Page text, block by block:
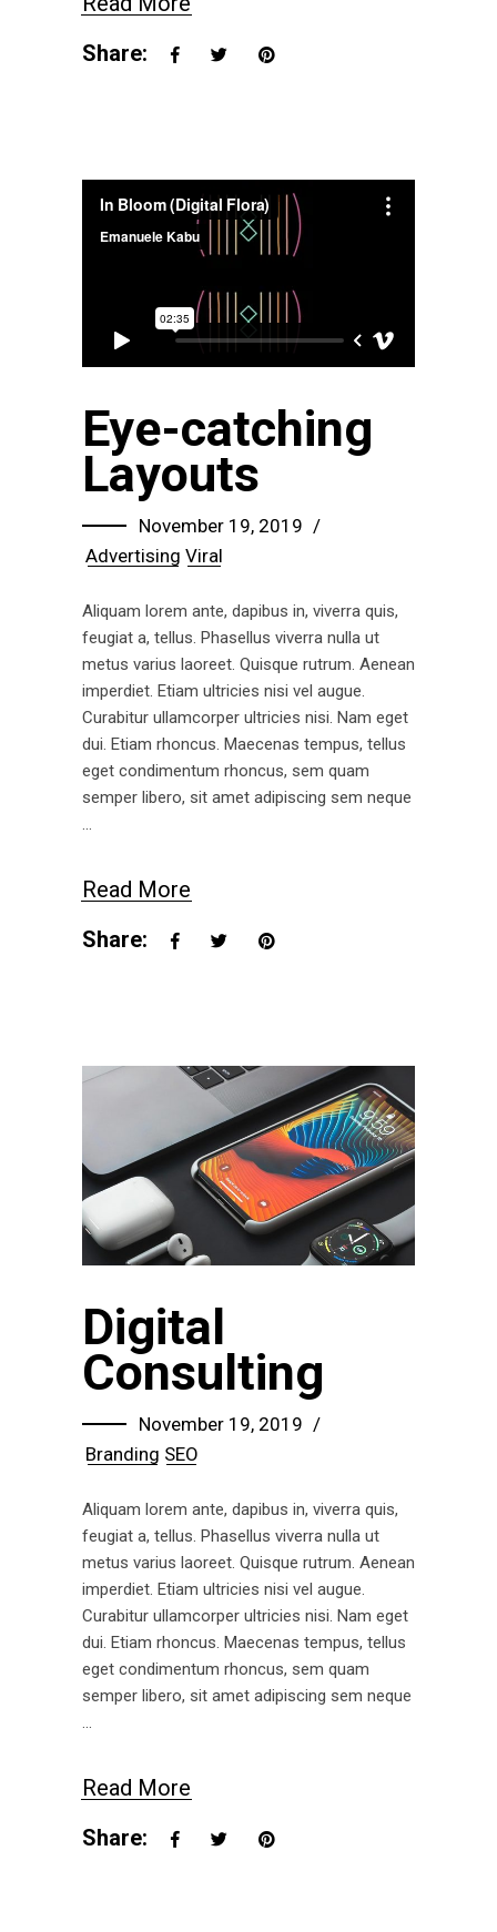
Share:
Eye-catching
Layouts
November 19, 2019
Advertising Viral
Aliquam lorem ante, dapibus in, viverra quis,
feugiat a, tellus. Phasellus viverra nulla ut
metus varius laoreet. Quisque rutrum. Aenean
imperdiet. Etiam ultricies nisi vel augue.
Curabitur ullamcorper ultricies nisi. Nam eget
dui. Etiam rhoncus. Maecenas tempus, tellus
eget condimentum rhoncus, sem quam
semper libero, sit amet adipiscing sem neque
Read More
Share:
Digital
Consulting
November 19, 2019
Branding SEO
Aliquam lorem ante, dapibus in, viverra quis,
feugiat a, tellus. Phasellus viverra nulla ut
metus varius laoreet. Quisque rutrum. Aenean
imperdiet. Etiam ultricies nisi vel augue.
Curabitur ullamcorper ultricies nisi. Nam eget
dui. Etiam rhoncus. Maecenas tempus, tellus
eget condimentum rhoncus, sem quam
semper libero, sit amet adipiscing sem neque
Read More
Share: